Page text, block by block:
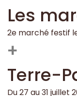
Les
2e marché festif
+
Terre-
Du 27 au 31